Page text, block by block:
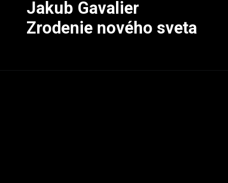
Jakub Gavalier
Zrodenie nového sveta